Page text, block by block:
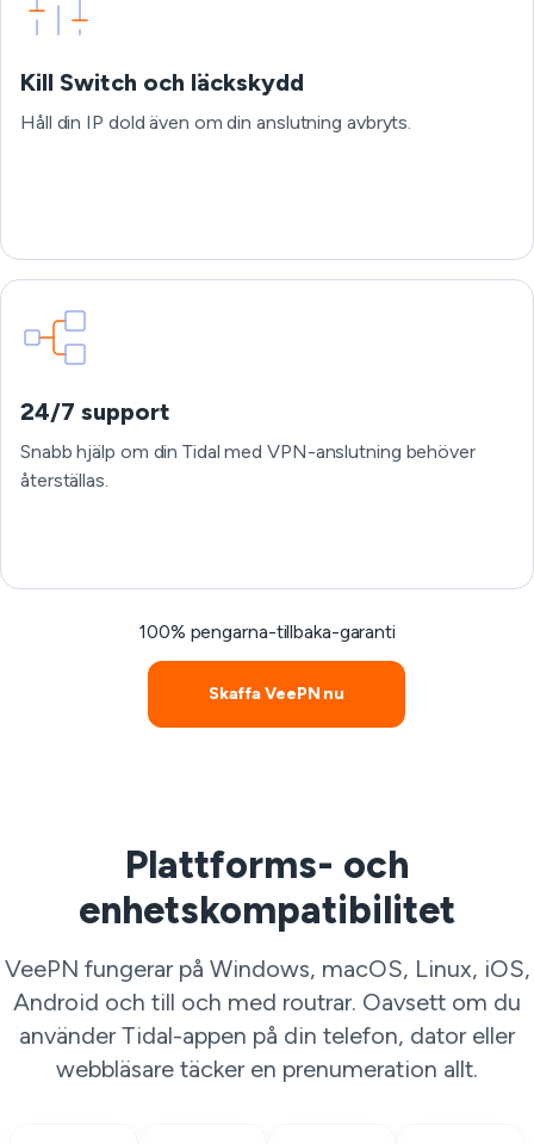
Kill Switch och läckskydd
Håll din IP dold även om din anslutning avbryts.
24/7 support
Snabb hjälp om din Tidal med VPN-anslutning behöver
återställas.
100% pengarna-tillbaka-garanti
Skaffa VeePN nu
Plattforms- och
enhetskompatibilitet
VeePN fungerar på Windows, macOS, Linux, iOS,
Android och till och med routrar. Oavsett om du
använder Tidal-appen på din telefon, dator eller
webbläsare täcker en prenumeration allt.